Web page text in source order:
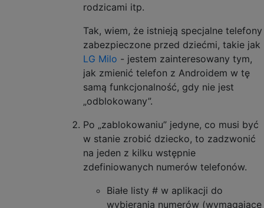
rodzicami itp.
Tak, wiem, że istnieją specjalne telefony
zabezpieczone przed dziećmi, takie jak
LG Milo - jestem zainteresowany tym,
jak zmienić telefon z Androidem w tę
samą funkcjonalność, gdy nie jest
„odblokowany”.
Po „zablokowaniu” jedyne, co musi być
w stanie zrobić dziecko, to zadzwonić
na jeden z kilku wstępnie
zdefiniowanych numerów telefonów.
Białe listy # w aplikacji do
wybierania numerów (wymagające